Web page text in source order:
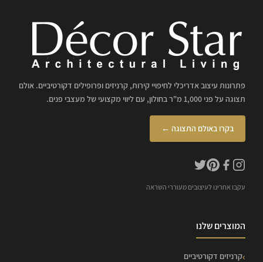
פתרונות עיצוב אדריכלי לחיפויי קירות, קרניזים ופרופילים דקורטיביים. אולם
תצוגה על פני 1,000 מ"ר בחולון, עם ליווי מקצועי של מעצבי פנים.
בקרו באולם התצוגה ←
עקבו אחרינו לעיצובים מעוררי השראה
המוצרים שלנו
קרניזים דקורטיביים